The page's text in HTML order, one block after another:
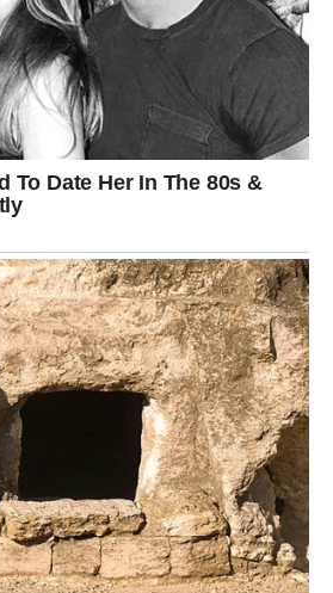
spontane događaje i mnogo
vraća vjeru da život može biti
onda kada je najmanje
uzbudljivi trenuci.
u mnogo stabilniji i sretniji period